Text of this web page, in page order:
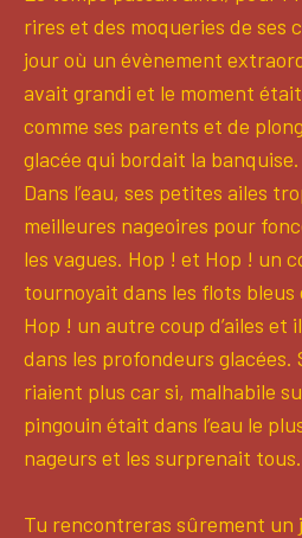
rires et des moqueries de ses
jour où un évènement
avait grandi et le moment
comme ses parents et de
glacée qui bordait la
Dans l’eau, ses petites ailes
meilleures nageoires pour
les vagues. Hop ! et Hop ! un
tournoyait dans les flots bleus
Hop ! un autre coup d’ailes et
dans les profondeurs glacées.
riaient plus car si, malhabile
pingouin était dans l’eau le
nageurs et les surprenait tous.
Tu rencontreras sûrement un